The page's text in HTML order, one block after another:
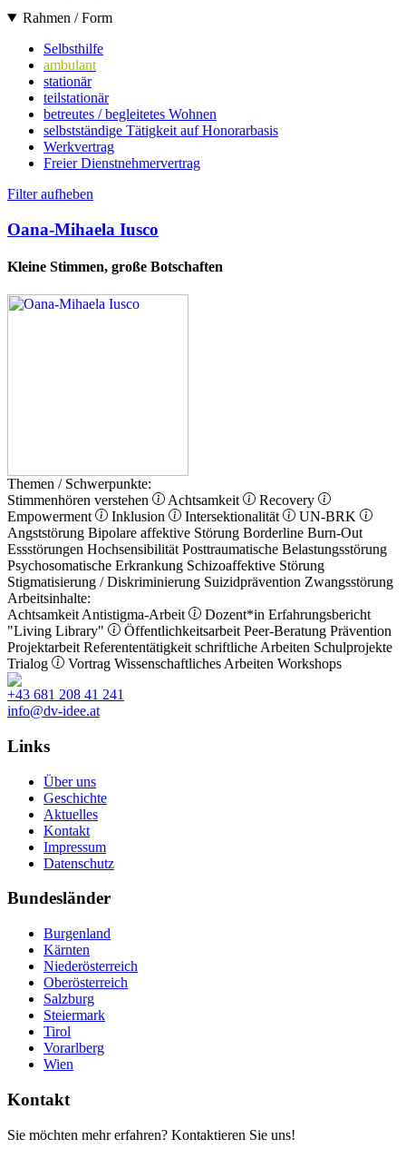
Rahmen / Form
Selbsthilfe
ambulant
stationär
teilstationär
betreutes / begleitetes Wohnen
selbstständige Tätigkeit auf Honorarbasis
Werkvertrag
Freier Dienstnehmervertrag
Filter aufheben
Oana-Mihaela Iusco
Kleine Stimmen, große Botschaften
Themen / Schwerpunkte:
Stimmenhören verstehen
Achtsamkeit
Recovery
Empowerment
Inklusion Intersektionalität
UN-BRK
Angststörung Bipolare affektive Störung Borderline Burn-Out
Essstörungen Hochsensibilität Posttraumatische Belastungsstörung
Psychosomatische Erkrankung Schizoaffektive Störung
Stigmatisierung / Diskriminierung Suizidprävention Zwangsstörung
Arbeitsinhalte:
Achtsamkeit Antistigma-Arbeit Dozent*in Erfahrungsbericht
"Living Library"
Öffentlichkeitsarbeit Peer-Beratung Prävention
Projektarbeit Referententätigkeit schriftliche Arbeiten Schulprojekte
Trialog
Vortrag Wissenschaftliches Arbeiten Workshops
+43 681 208 41 241
info@dv-idee.at
Links
Über uns
Geschichte
Aktuelles
Kontakt
Impressum
Datenschutz
Bundesländer
Burgenland
Kärnten
Niederösterreich
Oberösterreich
Salzburg
Steiermark
Tirol
Vorarlberg
Wien
Kontakt
Sie möchten mehr erfahren? Kontaktieren Sie uns!